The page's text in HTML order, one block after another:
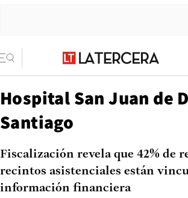
Hospital San Juan de
Santiago
Fiscalización revela que 42% de
recintos asistenciales están
información financiera